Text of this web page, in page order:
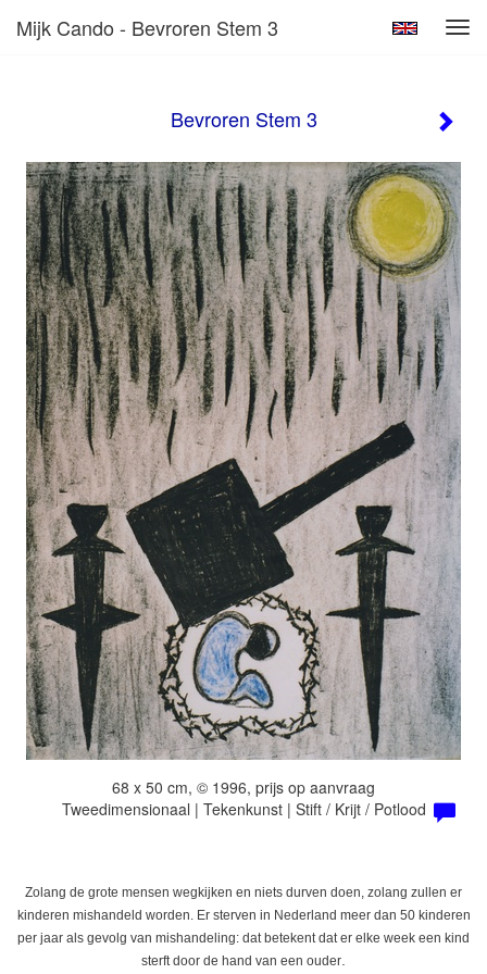
Mijk Cando - Bevroren Stem 3
Bevroren Stem 3
68 x 50 cm, © 1996, prijs op aanvraag
Tweedimensionaal | Tekenkunst | Stift / Krijt / Potlood
Zolang de grote mensen wegkijken en niets durven doen, zolang zullen er
kinderen mishandeld worden. Er sterven in Nederland meer dan 50 kinderen
per jaar als gevolg van mishandeling: dat betekent dat er elke week een kind
sterft door de hand van een ouder